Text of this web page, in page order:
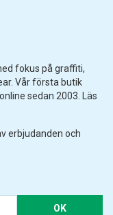
fokus på graffiti,
Vår första butik
sedan 2003. Läs
erbjudanden och
OK